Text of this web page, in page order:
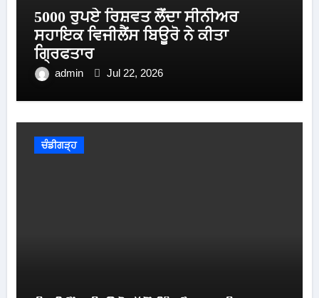
5000 ਰੁਪਏ ਰਿਸ਼ਵਤ ਲੈਂਦਾ ਸੀਨੀਅਰ
ਸਹਾਇਕ ਵਿਜੀਲੈਂਸ ਬਿਊਰੋ ਨੇ ਕੀਤਾ
ਗ੍ਰਿਫਤਾਰ
admin Jul 22, 2026
ਚੰਡੀਗੜ੍ਹ